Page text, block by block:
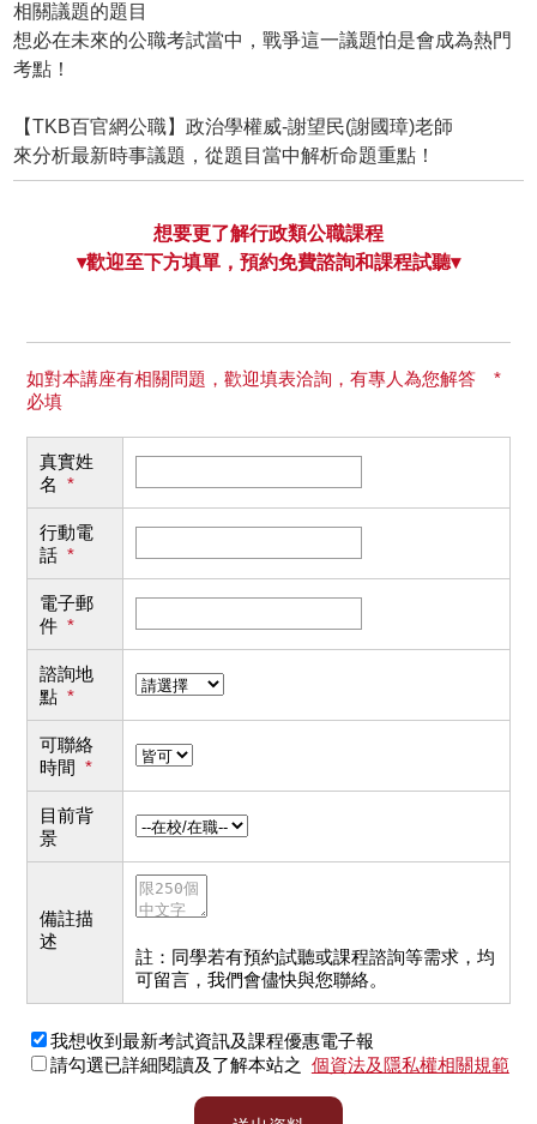
相關議題的題目
想必在未來的公職考試當中，戰爭這一議題怕是會成為熱門
考點！
【TKB百官網公職】政治學權威-謝望民(謝國璋)老師
來分析最新時事議題，從題目當中解析命題重點！
想要更了解行政類公職課程
▾歡迎至下方填單，預約免費諮詢和課程試聽▾
如對本講座有相關問題，歡迎填表洽詢，有專人為您解答 *
必填
真實姓
名 *
行動電
話 *
電子郵
件 *
諮詢地
點 *
可聯絡
時間 *
目前背
景
備註描
述
註：同學若有預約試聽或課程諮詢等需求，均
可留言，我們會儘快與您聯絡。
我想收到最新考試資訊及課程優惠電子報
請勾選已詳細閱讀及了解本站之 個資法及隱私權相關規範